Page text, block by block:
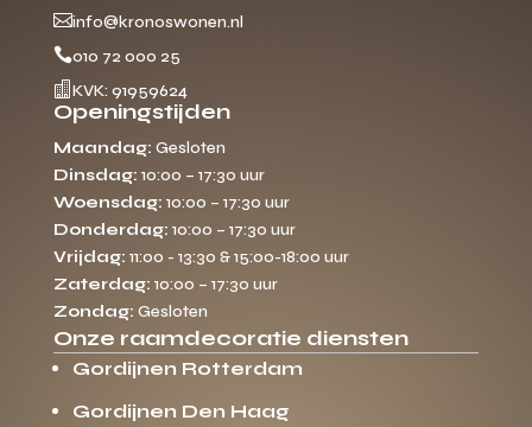
info@kronoswonen.nl
010 72 000 25
 KVK: 91959624
Openingstijden
Maandag: Gesloten
Dinsdag: 10:00 – 17:30 uur
Woensdag: 10:00 – 17:30 uur
Donderdag: 10:00 – 17:30 uur
Vrijdag: 11:00 - 13:30 & 15:00-18:00 uur
Zaterdag: 10:00 – 17:30 uur
Zondag: Gesloten
Onze raamdecoratie diensten
Gordijnen Rotterdam
Gordijnen Den Haag